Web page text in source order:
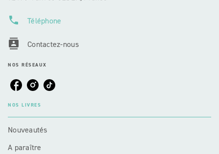
phone Téléphone
contacts Contactez-nous
NOS RÉSEAUX
NOS LIVRES
Nouveautés
A paraître